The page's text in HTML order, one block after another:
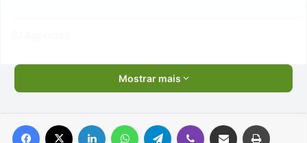
Mostrar mais
Facebook Linkedin WhatsAppTelegram Viber Compartilhar via e-mail